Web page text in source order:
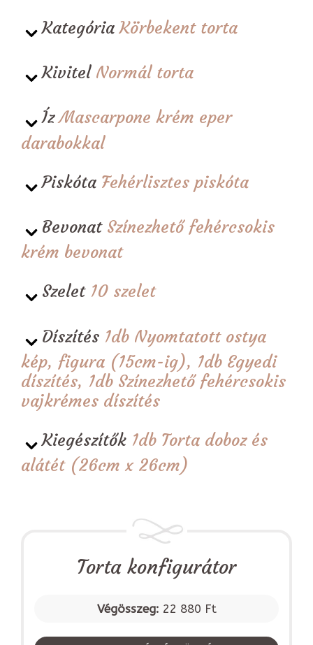
KategóriaKörbekent torta
Kivitel Normál torta
ÍzMascarpone krém eper
darabokkal
Piskóta Fehérlisztes piskóta
Bevonat Színezhető fehércsokis
krém bevonat
Szelet 10 szelet
Díszítés 1db Nyomtatott ostya
kép, figura (15cm-ig), 1db Egyedi
díszítés, 1db Színezhető fehércsokis
vajkrémes díszítés
Kiegészítők 1db Torta doboz és
alátét (26cm x 26cm)
Torta konfigurátor
Végösszeg: 22 880 Ft